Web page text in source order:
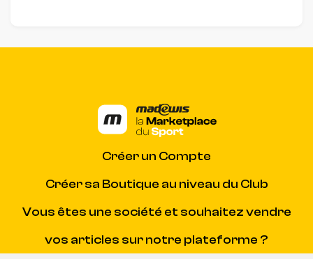
Créer un Compte
Créer sa Boutique au niveau du Club
Vous êtes une société et souhaitez vendre
vos articles sur notre plateforme ?